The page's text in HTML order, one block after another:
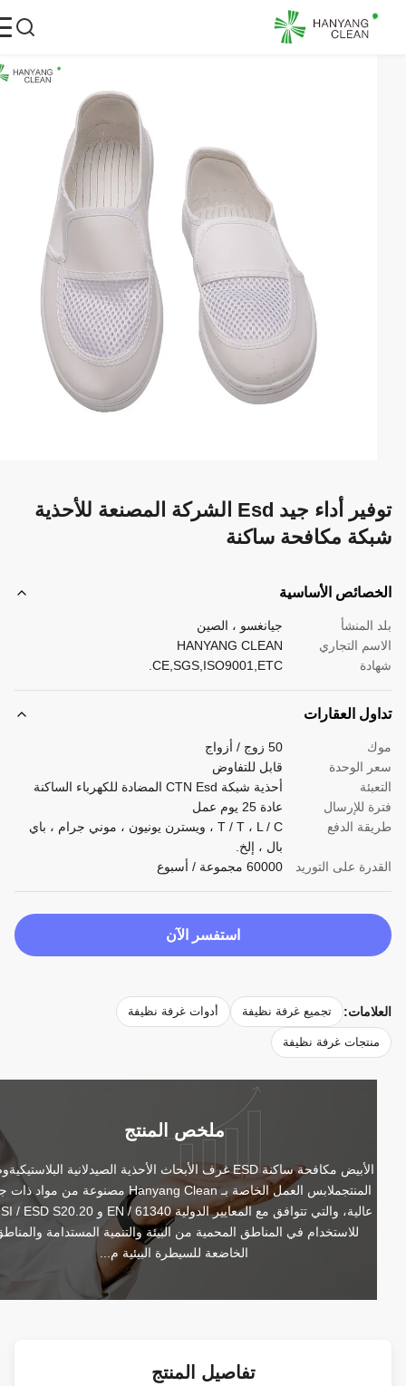
توفير أداء جيد Esd الشركة المصنعة للأحذية
مكافحة ساكنة
الأساسية
المنشأ
جيانغسو ، الصين
التجاري
HANYANG CLEAN
CE,SGS,ISO9001,ETC.
العقارات
الوحدة
قابل للتفاوض
أحذية شبكة CTN Esd المضادة للكهرباء الساكنة
للإرسال
الدفع
T / T ، L / C ، ويسترن يونيون ، موني جرام ، باي
بال ، إلخ.
على التوريد
60000 مجموعة / أسبوع
استفسر الآن
تجميع غرفة نظيفة أدوات غرفة نظيفة
غرفة نظيفة
ملخص المنتج
الأبيض مكافحة ساكنة ESD غرف الأبحاث الأحذية الصيدلانية البلاستيكيةوصف
المنتجملابس العمل الخاصة بـ Hanyang Clean مصنوعة من مواد ذات جودة
عالية، والتي تتوافق مع المعايير الدولية EN / 61340 و ANSI / ESD S20.20.
للاستخدام في المناطق المحمية من البيئة والتنمية المستدامة والمناطق
الخاضعة للسيطرة البيئية م...
تفاصيل المنتج